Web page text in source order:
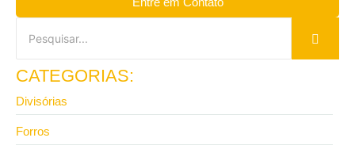
CATEGORIAS:
Divisórias
Forros